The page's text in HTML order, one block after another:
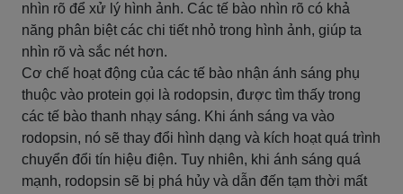
nhìn rõ để xử lý hình ảnh. Các tế bào nhìn rõ có khả
năng phân biệt các chi tiết nhỏ trong hình ảnh, giúp ta
nhìn rõ và sắc nét hơn.
Cơ chế hoạt động của các tế bào nhận ánh sáng phụ
thuộc vào protein gọi là rodopsin, được tìm thấy trong
các tế bào thanh nhạy sáng. Khi ánh sáng va vào
rodopsin, nó sẽ thay đổi hình dạng và kích hoạt quá trình
chuyển đổi tín hiệu điện. Tuy nhiên, khi ánh sáng quá
mạnh, rodopsin sẽ bị phá hủy và dẫn đến tạm thời mất